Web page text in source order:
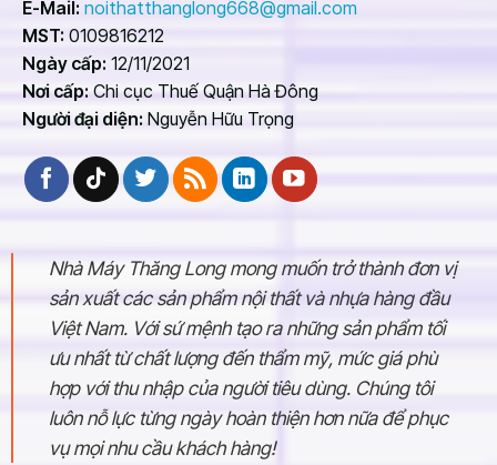
Chất liệu bàn giám đốc do nhà máy Thăng
Long sản xuất
Hiện nay, nhà máy Thăng Long chuyên thiết kế và
thi công bàn ghế văn phòng, bàn ghế giám đốc bằng
gỗ công nghiệp. Gỗ công nghiệp đa số sẽ được tạo
ra bằng cách dùng keo hoặc hóa chất kết hợp với gỗ
vụn được làm từ các nguyên liệu thừa của cây gỗ tự
Gỗ công nghiệp dùng để sản xuất bàn ghế văn
phòng có nhiều loại, chất lượng của từng loại gỗ phụ
thuộc vào cốt gỗ và bề mặt phủ. Thông thường, các
đơn vị thường đặt nhà máy Thăng Long sản xuất với
gỗ MFC hoặc MDF phủ melamine, sơn PU. Với những
loại này, các bạn có thể yêu cầu làm màu sắc cho
E-Mail: noithatthanglong668@gmail.com
MST: 0109816212
Ngày cấp: 12/11/2021
Nơi cấp:Chi cục Thuế Quận Hà Đông
Người đại diện:Nguyễn Hữu Trọng
Nhà Máy Thăng Long mong muốn trở thành đơn vị
sản xuất các sản phẩm nội thất và nhựa hàng đầu
Việt Nam. Với sứ mệnh tạo ra những sản phẩm tối
ưu nhất từ chất lượng đến thẩm mỹ, mức giá phù
hợp với thu nhập của người tiêu dùng. Chúng tôi
luôn nỗ lực từng ngày hoàn thiện hơn nữa để phục
vụ mọi nhu cầu khách hàng!